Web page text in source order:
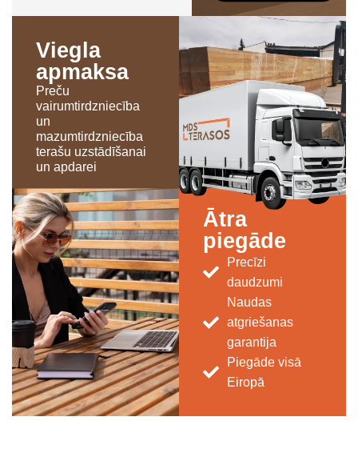
Viegla
apmaksa
Preču
vairumtirdzniecība
un
mazumtirdzniecība
terašu uzstādīšanai
un apdarei
Ātra
piegāde
Precīzi
daudzumi
Naudas
atgriešanas
garantija
Piegāde visā
Eiropā